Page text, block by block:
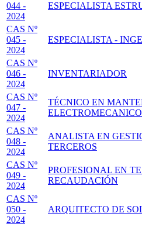
044 -
2024
ESPECIALISTA
CAS Nº
045 -
2024
ESPECIALISTA -
CAS Nº
046 -
2024
INVENTARIADOR
CAS Nº
047 -
2024
TÉCNICO EN
CAS Nº
048 -
2024
ANALISTA EN
TERCEROS
CAS Nº
049 -
2024
PROFESIONAL EN
RECAUDACIÓN
CAS Nº
050 -
2024
ARQUITECTO DE